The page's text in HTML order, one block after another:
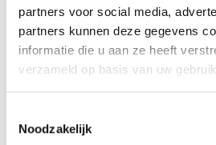
partners voor social media,
partners kunnen deze gegevens
informatie die u aan ze heeft
verzameld op basis van uw
Noodzakelijk